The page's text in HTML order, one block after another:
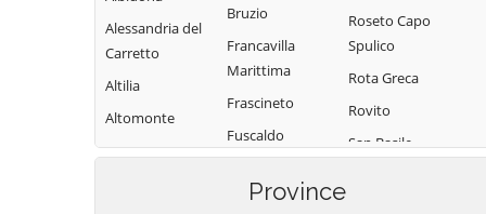
Alessandria del
Carretto
Altilia
Altomonte
Amantea
Bruzio
Francavilla
Marittima
Frascineto
Fuscaldo
Grisolia
Roseto Capo
Spulico
Rota Greca
Rovito
San Basile
Province